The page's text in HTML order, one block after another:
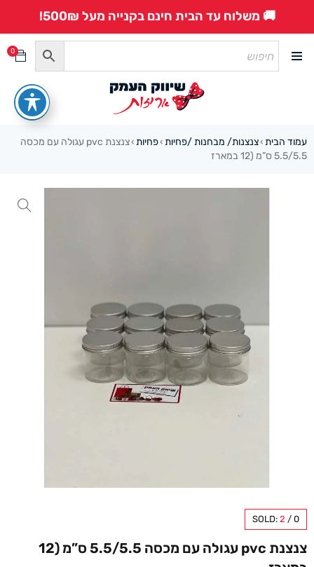
🚚 משלוח עד הבית חינם בקנייה מעל 500₪!
0
עמוד הבית ›צנצנות/ מבחנות /פחיות ›פחיות ›
צנצנת pvc עגולה עם מכסה
5.5/5.5 ס”מ (12 במארז
SOLD: 2 / 0
צנצנת pvc עגולה עם מכסה 5.5/5.5 ס”מ (12